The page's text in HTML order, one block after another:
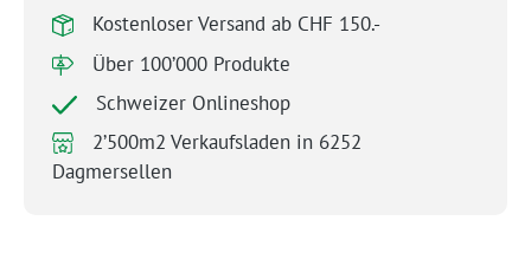
Kostenloser Versand ab CHF 150.-
Über 100’000 Produkte
Schweizer Onlineshop
2’500m2 Verkaufsladen in 6252
Dagmersellen